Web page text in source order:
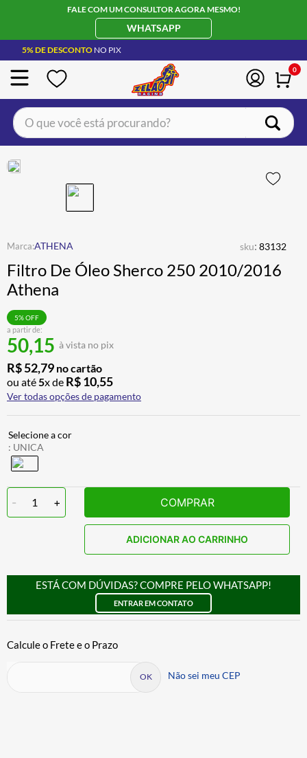
FALE COM UM CONSULTOR AGORA MESMO!
WHATSAPP
5% DE DESCONTO NO PIX
0
O que você está procurando?
ATHENA sku: 83132
Filtro De Óleo Sherco 250 2010/2016
Athena
a partir de:
50,15 à vista no pix
5% OFF
R$52,79 no cartão
ou até 5x de R$10,55
Ver todas opções de pagamento
: UNICA
- 1 + COMPRAR
ADICIONAR AO CARRINHO
ESTÁ COM DÚVIDAS? COMPRE PELO WHATSAPP!
ENTRAR EM CONTATO
Não sei meu CEP
BOTA
4º ÓCULOS SOLAR
5º LUVA
6º BAU
7º
8 º ALPINESTAR
9º AIROH
10º BOTAS